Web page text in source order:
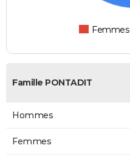
Femmes
Famille PONTADIT
Hommes
Femmes